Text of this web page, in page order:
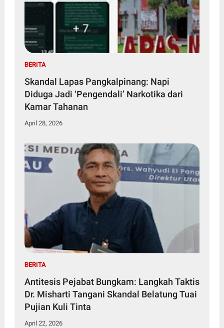
BERITA
Skandal Lapas Pangkalpinang: Napi
Diduga Jadi ‘Pengendali’ Narkotika dari
Kamar Tahanan
April 28, 2026
BERITA
Antitesis Pejabat Bungkam: Langkah Taktis
Dr. Misharti Tangani Skandal Belatung Tuai
Pujian Kuli Tinta
April 22, 2026